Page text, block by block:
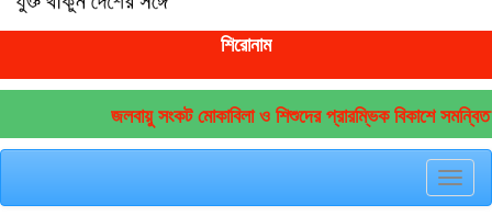
শিরোনাম
জলবায়ু সংকট মোকাবিলা ও শিশুদের প্রারম্ভিক বিকাশে সমন্বিত